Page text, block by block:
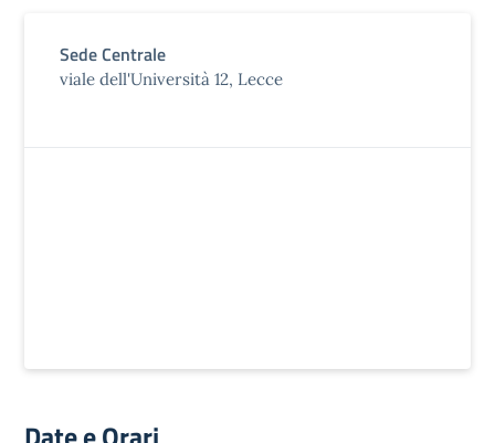
Sede Centrale
viale dell'Università 12, Lecce